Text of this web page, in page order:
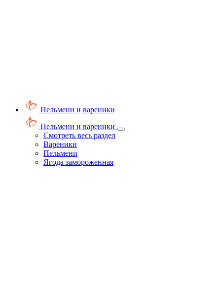
Пельмени и вареники
Пельмени и вареники
Смотреть весь раздел
Вареники
Пельмени
Ягода замороженная